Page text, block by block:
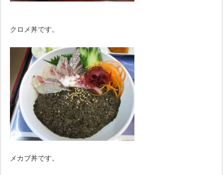
クロメ丼です。
メカブ丼です。